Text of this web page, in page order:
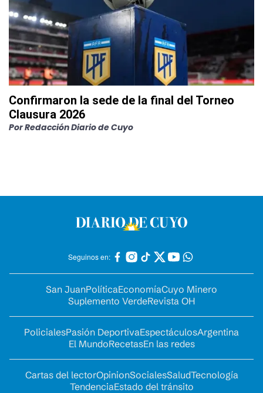
Confirmaron la sede de la final del Torneo
Clausura 2026
PorRedacción Diario de Cuyo
Seguinos en:
San JuanPolíticaEconomíaCuyo Minero
Suplemento VerdeRevista OH
PolicialesPasión DeportivaEspectáculosArgentina
El MundoRecetasEn las redes
Cartas del lectorOpinionSocialesSaludTecnología
TendenciaEstado del tránsito